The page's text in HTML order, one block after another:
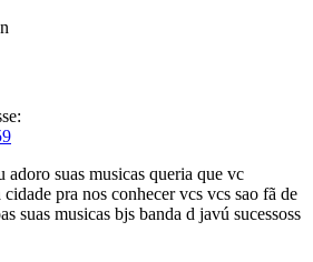
adoro suas musicas queria que vc
cidade pra nos conhecer vcs vcs sao fã de
suas musicas bjs banda d javú sucessoss